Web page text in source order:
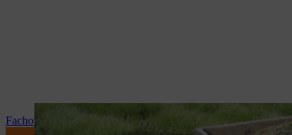
Fachowy serwis i naprawy